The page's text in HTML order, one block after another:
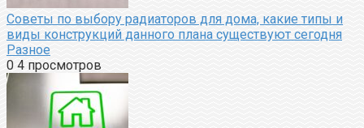
Советы по выбору радиаторов для дома, какие типы и
виды конструкций данного плана существуют сегодня
Разное
0 4 просмотров